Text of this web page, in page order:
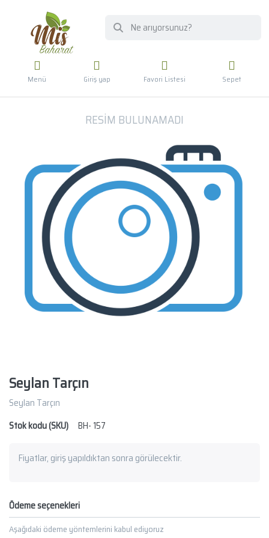
Menü Giriş yap Favori Listesi Sepet
Seylan Tarçın
Seylan Tarçın
Stok kodu (SKU)
BH- 157
Fiyatlar, giriş yapıldıktan sonra görülecektir.
Ödeme seçenekleri
Aşağıdaki ödeme yöntemlerini kabul ediyoruz